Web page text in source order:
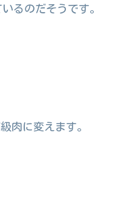
るのだそうです。
肉に変えます。